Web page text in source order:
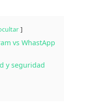
vs WhastApp
y seguridad